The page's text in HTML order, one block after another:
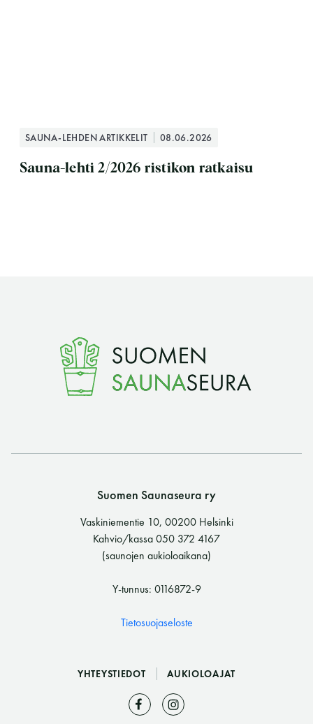
SAUNA-LEHDEN ARTIKKELIT 08.06.2026
Sauna-lehti 2/2026 ristikon ratkaisu
Suomen Saunaseura ry
Vaskiniementie 10, 00200 Helsinki
Kahvio/kassa 050 372 4167
(saunojen aukioloaikana)
Y-tunnus: 0116872-9
Tietosuojaseloste
YHTEYSTIEDOT AUKIOLOAJAT